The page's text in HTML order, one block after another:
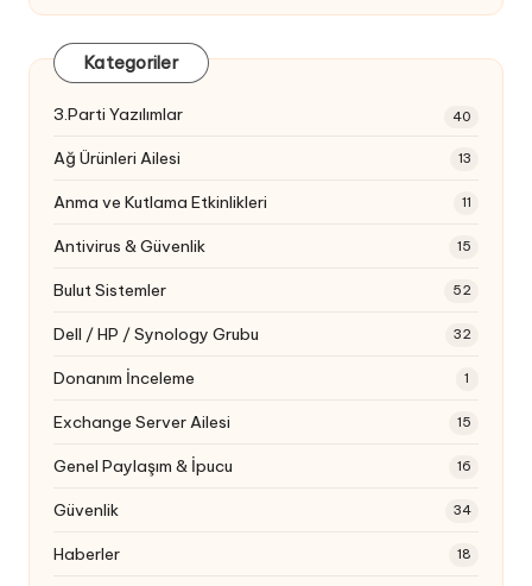
Kategoriler
3.Parti Yazılımlar 40
Ağ Ürünleri Ailesi 13
Anma ve Kutlama Etkinlikleri 11
Antivirus & Güvenlik 15
Bulut Sistemler 52
Dell / HP / Synology Grubu 32
Donanım İnceleme 1
Exchange Server Ailesi 15
Genel Paylaşım & İpucu 16
Güvenlik 34
Haberler 18